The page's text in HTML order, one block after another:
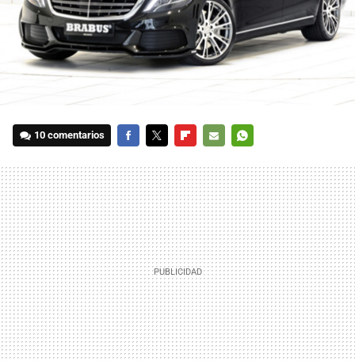
10 comentarios
MAIL